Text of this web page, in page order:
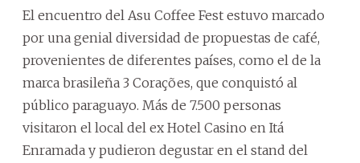
El encuentro del Asu Coffee Fest estuvo marcado
por una genial diversidad de propuestas de café,
provenientes de diferentes países, como el de la
marca brasileña 3 Corações, que conquistó al
público paraguayo. Más de 7.500 personas
visitaron el local del ex Hotel Casino en Itá
Enramada y pudieron degustar en el stand del